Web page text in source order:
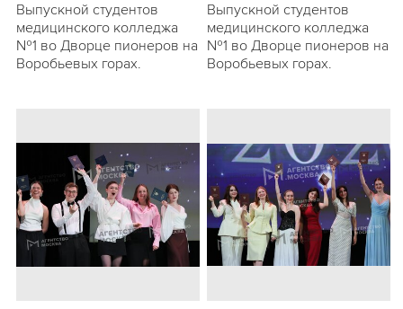
Выпускной студентов
медицинского колледжа
№1 во Дворце пионеров на
Воробьевых горах.
Выпускной студентов
медицинского колледжа
№1 во Дворце пионеров на
Воробьевых горах.